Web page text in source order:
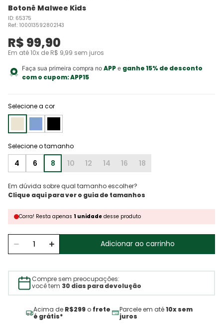
Botonê Malwee Kids
ID: 65375
Ref.: 100013592802143
R$ 99,90
Em até10x de R$ 9,99 sem juros
Faça sua primeira compra no APPe ganhe 15% de desconto
com o cupom:APP15
Selecione a cor
4 6 8 10 12 14 16 18
Em dúvida sobre qual tamanho escolher?
Corra! Resta apenas 1 unidade desse produto
Adicionar ao carrinho
Compre sem preocupações:
você tem 30 dias para devolução
Acima de R$299 o frete
é grátis*
Parcele em até10x sem
juros